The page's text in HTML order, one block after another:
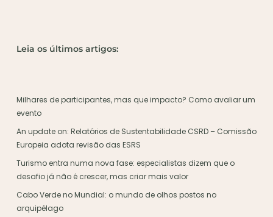
Leia os últimos artigos:
Milhares de participantes, mas que impacto? Como avaliar um
evento
An update on: Relatórios de Sustentabilidade CSRD – Comissão
Europeia adota revisão das ESRS
Turismo entra numa nova fase: especialistas dizem que o
desafio já não é crescer, mas criar mais valor
Cabo Verde no Mundial: o mundo de olhos postos no
arquipélago